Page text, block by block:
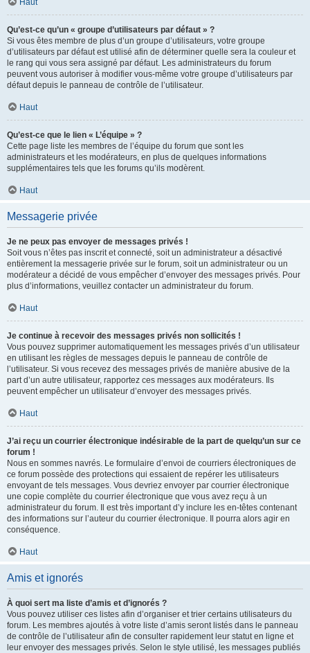
Haut
Qu’est-ce qu’un « groupe d’utilisateurs par défaut » ?
Si vous êtes membre de plus d’un groupe d’utilisateurs, votre groupe
d’utilisateurs par défaut est utilisé afin de déterminer quelle sera la couleur et
le rang qui vous sera assigné par défaut. Les administrateurs du forum
peuvent vous autoriser à modifier vous-même votre groupe d’utilisateurs par
défaut depuis le panneau de contrôle de l’utilisateur.
Haut
Qu’est-ce que le lien « L’équipe » ?
Cette page liste les membres de l’équipe du forum que sont les
administrateurs et les modérateurs, en plus de quelques informations
supplémentaires tels que les forums qu’ils modèrent.
Haut
Messagerie privée
Je ne peux pas envoyer de messages privés !
Soit vous n’êtes pas inscrit et connecté, soit un administrateur a désactivé
entièrement la messagerie privée sur le forum, soit un administrateur ou un
modérateur a décidé de vous empêcher d’envoyer des messages privés. Pour
plus d’informations, veuillez contacter un administrateur du forum.
Haut
Je continue à recevoir des messages privés non sollicités !
Vous pouvez supprimer automatiquement les messages privés d’un utilisateur
en utilisant les règles de messages depuis le panneau de contrôle de
l’utilisateur. Si vous recevez des messages privés de manière abusive de la
part d’un autre utilisateur, rapportez ces messages aux modérateurs. Ils
peuvent empêcher un utilisateur d’envoyer des messages privés.
Haut
J’ai reçu un courrier électronique indésirable de la part de quelqu’un sur ce
forum !
Nous en sommes navrés. Le formulaire d’envoi de courriers électroniques de
ce forum possède des protections qui essaient de repérer les utilisateurs
envoyant de tels messages. Vous devriez envoyer par courrier électronique
une copie complète du courrier électronique que vous avez reçu à un
administrateur du forum. Il est très important d’y inclure les en-têtes contenant
des informations sur l’auteur du courrier électronique. Il pourra alors agir en
conséquence.
Haut
Amis et ignorés
À quoi sert ma liste d’amis et d’ignorés ?
Vous pouvez utiliser ces listes afin d’organiser et trier certains utilisateurs du
forum. Les membres ajoutés à votre liste d’amis seront listés dans le panneau
de contrôle de l’utilisateur afin de consulter rapidement leur statut en ligne et
leur envoyer des messages privés. Selon le style utilisé, les messages publiés